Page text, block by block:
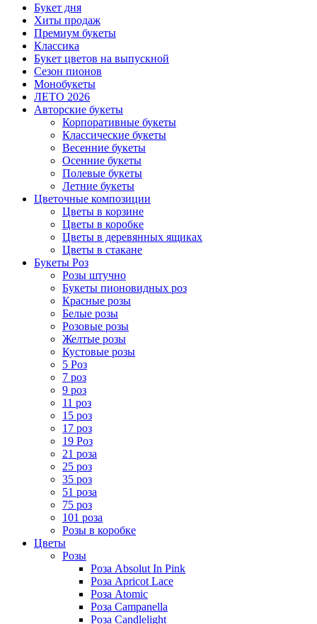
Букет дня
Хиты продаж
Премиум букеты
Классика
Букет цветов на выпускной
Сезон пионов
Монобукеты
ЛЕТО 2026
Авторские букеты
Корпоративные букеты
Классические букеты
Весенние букеты
Осенние букеты
Полевые букеты
Летние букеты
Цветочные композиции
Цветы в корзине
Цветы в коробке
Цветы в деревянных ящиках
Цветы в стакане
Букеты Роз
Розы штучно
Букеты пионовидных роз
Красные розы
Белые розы
Розовые розы
Желтые розы
Кустовые розы
5 Роз
7 роз
9 роз
11 роз
15 роз
17 роз
19 Роз
21 роза
25 роз
35 роз
51 роза
75 роз
101 роза
Розы в коробке
Цветы
Розы
Роза Absolut In Pink
Роза Apricot Lace
Роза Atomic
Роза Campanella
Роза Candlelight